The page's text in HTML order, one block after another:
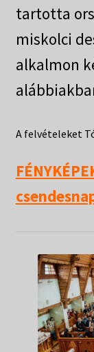
tartotta
miskolci
alkalmon
A felvételeket